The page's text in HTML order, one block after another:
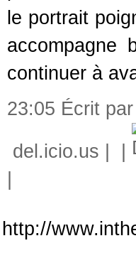
le portrait
accompagne
continuer à
23:05 Écrit
del.icio.us
http://